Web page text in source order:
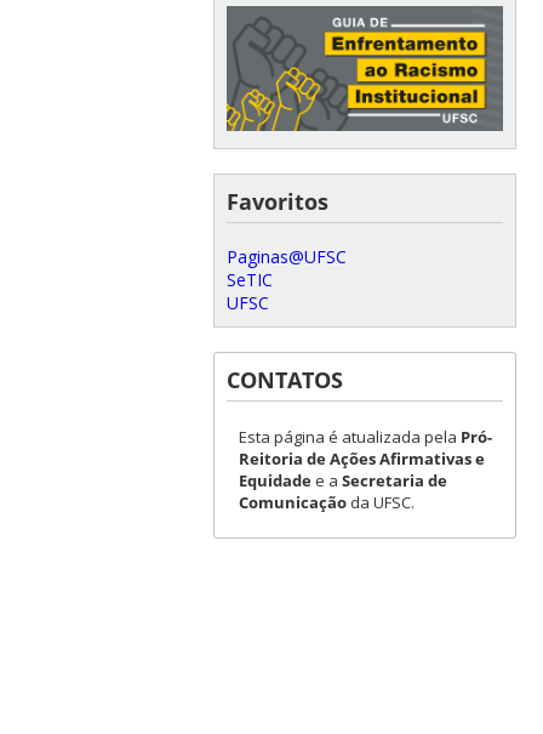
Favoritos
Paginas@UFSC
SeTIC
UFSC
CONTATOS
Esta página é atualizada pela Pró-
Reitoria de Ações Afirmativas e
Equidadee a Secretaria de
Comunicaçãoda UFSC.